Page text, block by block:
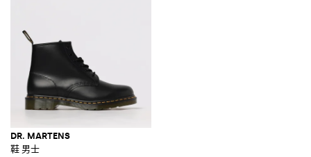
DR. MARTENS
鞋 男士